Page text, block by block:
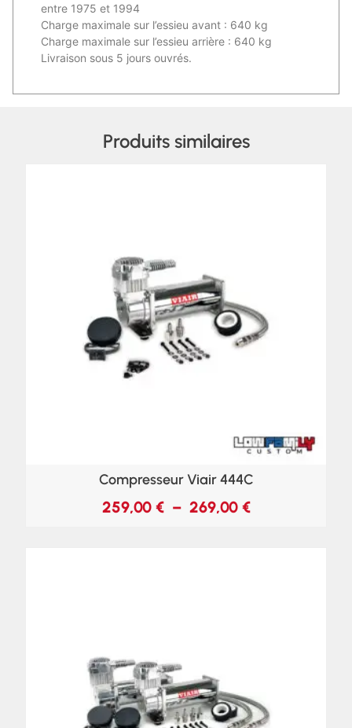
entre 1975 et 1994
Charge maximale sur l’essieu avant : 640 kg
Charge maximale sur l’essieu arrière : 640 kg
Livraison sous 5 jours ouvrés.
Produits similaires
Compresseur Viair 444C
259,00 € – 269,00 €